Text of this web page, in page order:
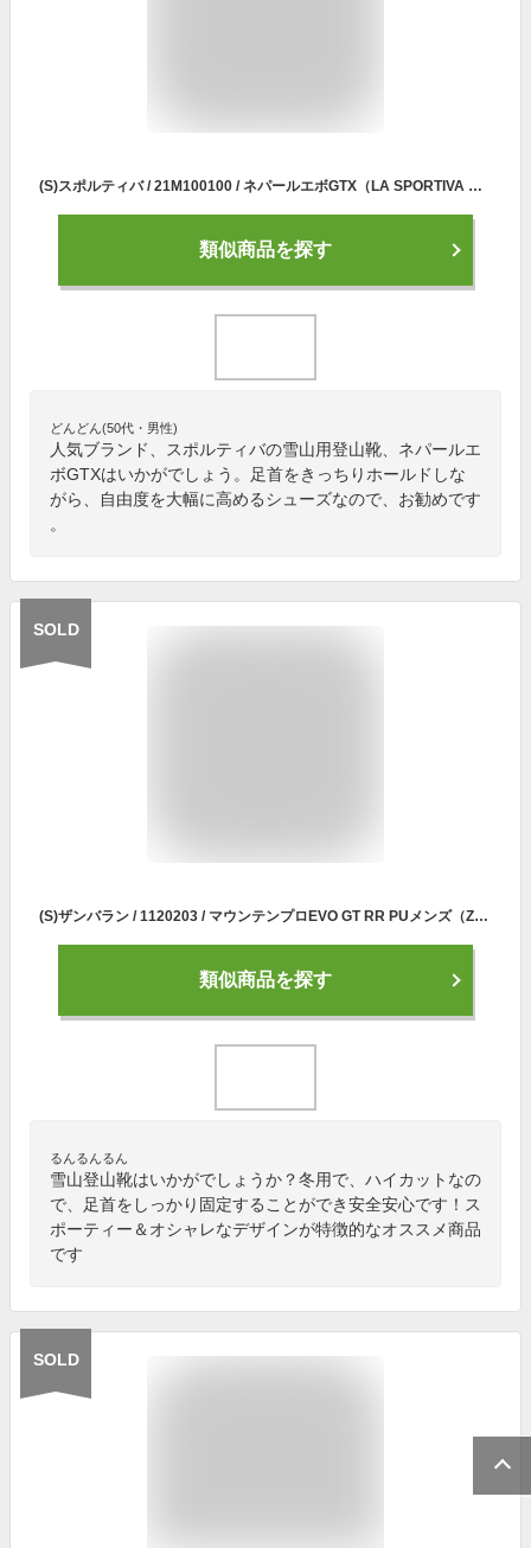
(S)スポルティバ / 21M100100 / ネパールエボGTX（LA SPORTIVA NEPAL EVO GTX）【冬山】【雪山】【登山靴】【アルパインブーツ】【UNISEX】【シューズ館】
類似商品を探す
どんどん(50代・男性)
人気ブランド、スポルティバの雪山用登山靴、ネパールエ
ボGTXはいかがでしょう。足首をきっちりホールドしな
がら、自由度を大幅に高めるシューズなので、お勧めです
。
SOLD
(S)ザンバラン / 1120203 / マウンテンプロEVO GT RR PUメンズ（Zamberlan MOUNTAIN PRO EVO GT RR PU M'S）【冬山登山】【雪山登山】【登山靴】【アルパインブーツ】【シューズ館】
類似商品を探す
るんるんるん
雪山登山靴はいかがでしょうか？冬用で、ハイカットなの
で、足首をしっかり固定することができ安全安心です！ス
ポーティー＆オシャレなデザインが特徴的なオススメ商品
です
SOLD